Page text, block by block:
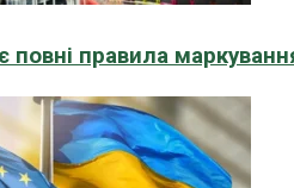
повні правила